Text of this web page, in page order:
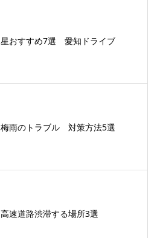
星おすすめ7選 愛知ドライブ
梅雨のトラブル 対策方法5選
高速道路渋滞する場所3選